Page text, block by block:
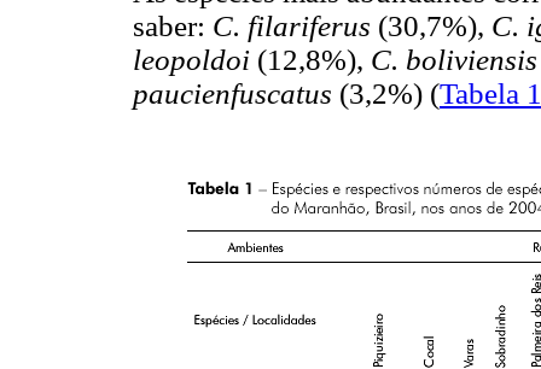
saber: C. filariferus (30,7%), C.
leopoldoi (12,8%), C.
paucienfuscatus (3,2%) (Tabela 1